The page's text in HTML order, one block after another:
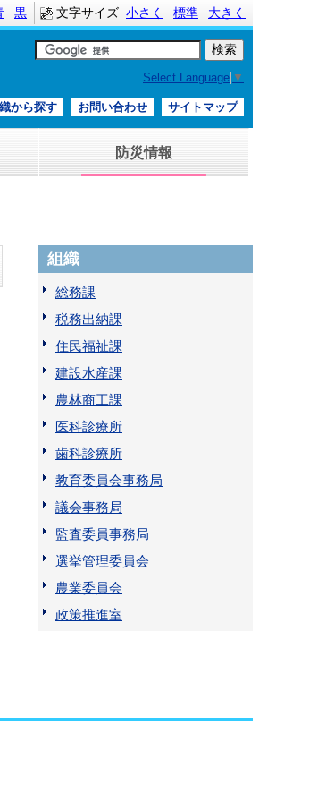
黒 文字サイズ 小さく 標準 大きく
Select Language ▼
から探す お問い合わせ サイトマップ
防災情報
組織
総務課
税務出納課
住民福祉課
建設水産課
農林商工課
医科診療所
歯科診療所
教育委員会事務局
議会事務局
監査委員事務局
選挙管理委員会
農業委員会
政策推進室